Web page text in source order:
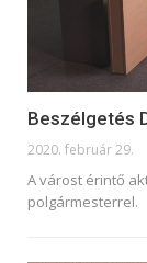
Beszélgetés
2020. február 29.
A várost érintő
polgármesterrel.